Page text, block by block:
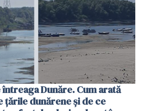
Dunăre. Cum arată
țările dunărene și de ce